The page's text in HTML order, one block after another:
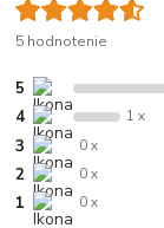
5 hodnotenie
5
4 1 x
3 0 x
2 0 x
1 0 x